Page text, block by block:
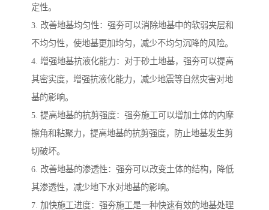
定性。
3. 改善地基均匀性：强夯可以消除地基中的软弱夹层和
不均匀性，使地基更加均匀，减少不均匀沉降的风险。
4. 增强地基抗液化能力：对于砂土地基，强夯可以提高
其密实度，增强抗液化能力，减少地震等自然灾害对地
基的影响。
5. 提高地基的抗剪强度：强夯施工可以增加土体的内摩
擦角和粘聚力，提高地基的抗剪强度，防止地基发生剪
切破坏。
6. 改善地基的渗透性：强夯可以改变土体的结构，降低
其渗透性，减少地下水对地基的影响。
7. 加快施工进度：强夯施工是一种快速有效的地基处理